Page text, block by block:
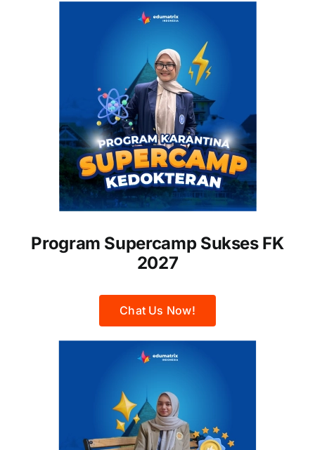
Program Supercamp Sukses FK
2027
Chat Us Now!